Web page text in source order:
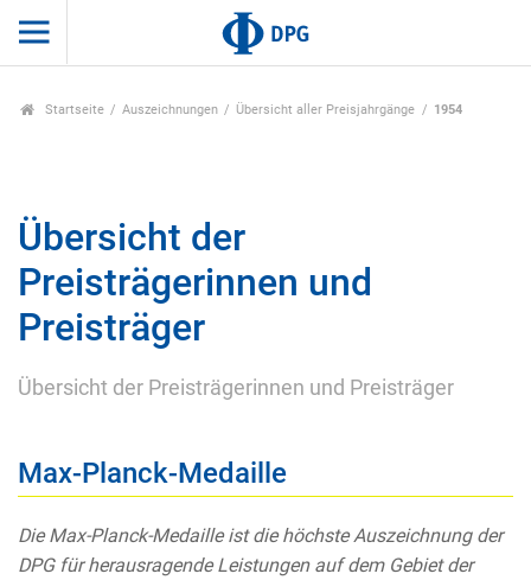
Startseite Auszeichnungen Übersicht aller Preisjahrgänge 1954
Übersicht der
Preisträgerinnen und
Preisträger
Übersicht der Preisträgerinnen und Preisträger
Max-Planck-Medaille
Die Max-Planck-Medaille ist die höchste Auszeichnung der
DPG für herausragende Leistungen auf dem Gebiet der